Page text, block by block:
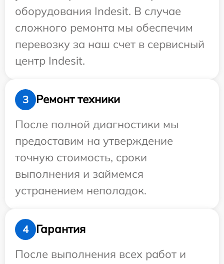
оборудования Indesit. В случае
сложного ремонта мы обеспечим
перевозку за наш счет в сервисный
центр Indesit.
3
Ремонт техники
После полной диагностики мы
предоставим на утверждение
точную стоимость, сроки
выполнения и займемся
устранением неполадок.
4
Гарантия
После выполнения всех работ и